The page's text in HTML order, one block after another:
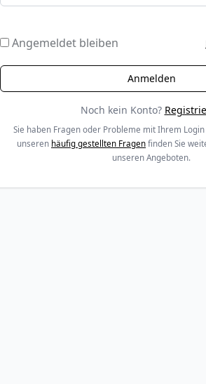
Angemeldet bleiben
Noch kein Konto?
Sie haben Fragen oder Probleme mit Ihrem
unseren häufig gestellten Fragen finden Sie
unseren Angeboten.